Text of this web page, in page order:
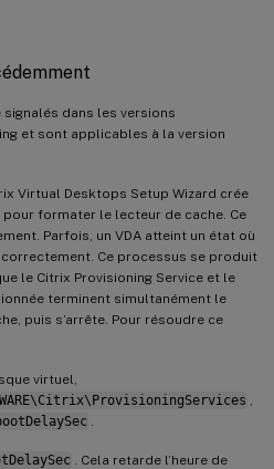
dans les versions
et sont applicables à la version
Virtual Desktops Setup Wizard crée
formater le lecteur de cache. Ce
Parfois, un VDA atteint un état où
correctement. Ce processus se produit
le Citrix Provisioning Service et le
terminent simultanément le
puis s’arrête. Pour résoudre ce
virtuel,
. Cela retarde l’heure de